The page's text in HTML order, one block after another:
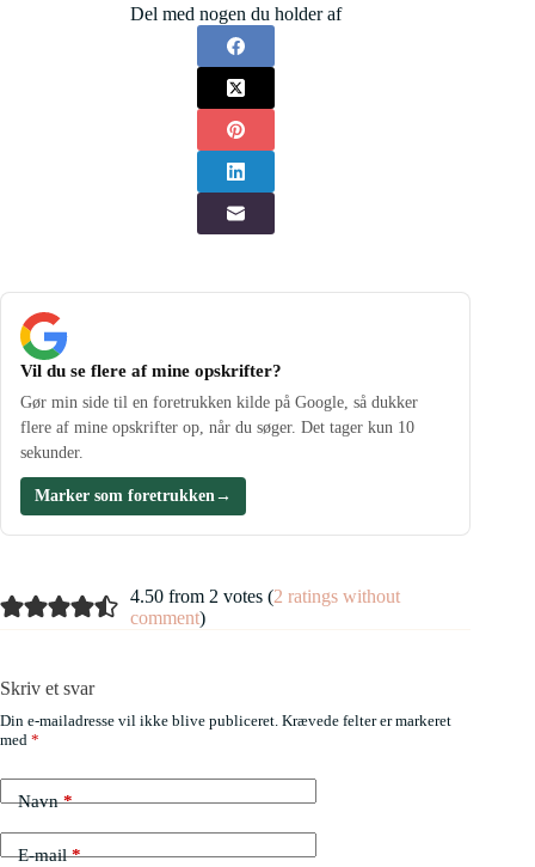
Del med nogen du holder af
Vil du se flere af mine opskrifter?
Gør min side til en foretrukken kilde på Google, så dukker
flere af mine opskrifter op, når du søger. Det tager kun 10
sekunder.
Marker som foretrukken →
4.50 from 2 votes (2 ratings without
comment)
Skriv et svar
Din e-mailadresse vil ikke blive publiceret. Krævede felter er markeret
med *
Navn*
E-mail*